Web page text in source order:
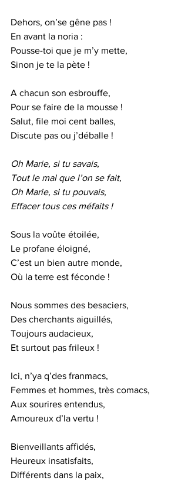
Dehors, on’se gêne pas !
En avant la noria :
Pousse-toi que je m’y mette,
Sinon je te la pète !
A chacun son esbrouffe,
Pour se faire de la mousse !
Salut, file moi cent balles,
Discute pas ou j’déballe !
Oh Marie, si tu savais,
Tout le mal que l’on se fait,
Oh Marie, si tu pouvais,
Effacer tous ces méfaits !
Sous la voûte étoilée,
Le profane éloigné,
C’est un bien autre monde,
Où la terre est féconde !
Nous sommes des besaciers,
Des cherchants aiguillés,
Toujours audacieux,
Et surtout pas frileux !
Ici, n’ya q’des franmacs,
Femmes et hommes, très comacs,
Aux sourires entendus,
Amoureux d’la vertu !
Bienveillants affidés,
Heureux insatisfaits,
Différents dans la paix,